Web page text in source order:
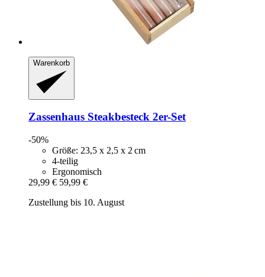
Warenkorb
Zassenhaus Steakbesteck 2er-​Set
-50%
Größe: 23,5 x 2,5 x 2 cm
4-teilig
Ergonomisch
29,99 € 59,99 €
Zustellung bis 10. August